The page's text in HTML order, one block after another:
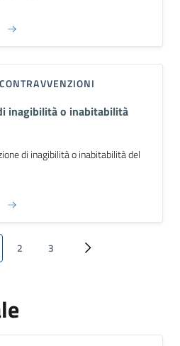
inagibilità o inabitabilità
di inagibilità o inabitabilità del
attuale
Page
2 Page
3 ››